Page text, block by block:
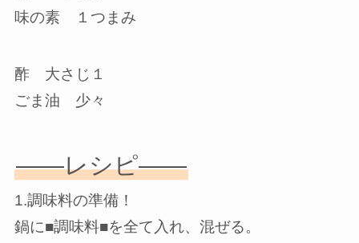
味の素 １つまみ
酢 大さじ１
ごま油 少々
——レシピ——
1.調味料の準備！
鍋に■調味料■を全て入れ、混ぜる。